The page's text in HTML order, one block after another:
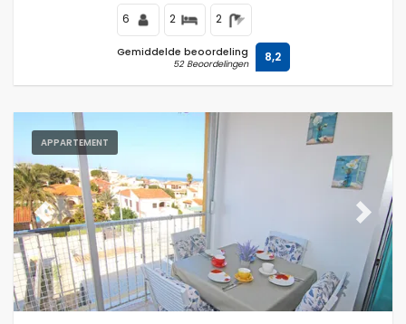
6 2 2
Gemiddelde beoordeling
52 Beoordelingen 8,2
APPARTEMENT
Previous Next